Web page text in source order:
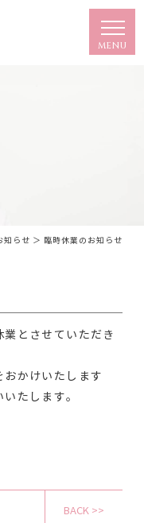
知らせ ＞ 臨時休業のお知らせ
とさせていただき
かけいたします
たします。
BACK >>